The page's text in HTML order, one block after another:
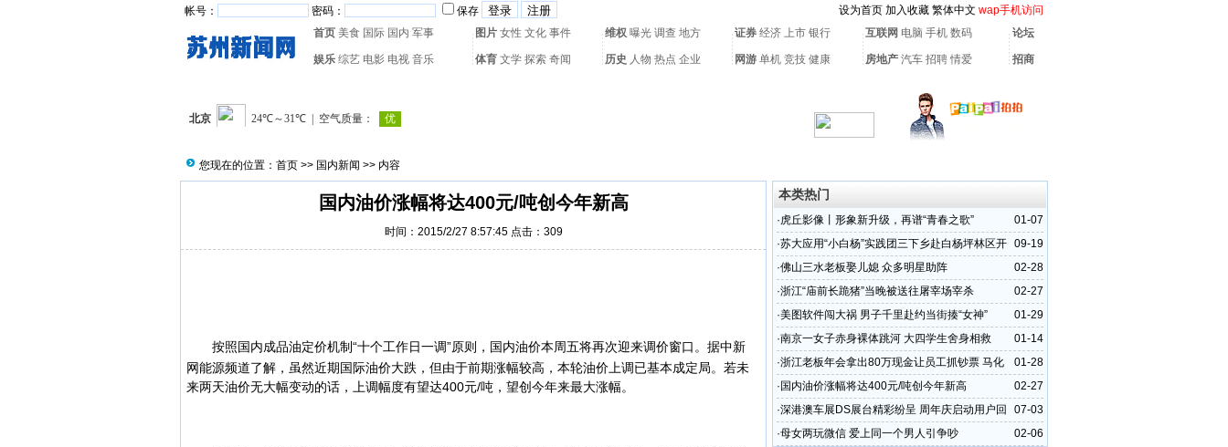
帐号： 密码： 保存 设为首页 加入收藏 繁体中文 wap手机访问
首页 美食 国际 国内 军事 图片 女性 文化 事件 维权 曝光 调查 地方 证券 经济 上市 银行 互联网 电脑 手机 数码 论坛
娱乐 综艺 电影 电视 音乐 体育 文学 探索 奇闻 历史 人物 热点 企业 网游 单机 竞技 健康 房地产 汽车 招聘 情爱 招商
您现在的位置： 首页 >> 国内新闻 >> 内容
国内油价涨幅将达400元/吨创今年新高
时间：2015/2/27 8:57:45 点击： 309
按照国内成品油定价机制“十个工作日一调”原则，国内油价本周五将再次迎来调价窗口。 据中新
网能源频道了解，虽然近期国际油价大跌，但由于前期涨幅较高，本轮油价上调已基本成定局。若未
来两天油价无大幅变动的话，上调幅度有望达400元/吨，望创今年来最大涨幅。
本类热门
01-07
·虎丘影像丨形象新升级，再谱“青春之歌”
09-19
·苏大应用“小白杨”实践团三下乡赴白杨坪林区开
展支教扶贫实践活动
02-28
·佛山三水老板娶儿媳 众多明星助阵
02-27
·浙江“庙前长跪猪”当晚被送往屠宰场宰杀
01-29
·美图软件闯大祸 男子千里赴约当街揍“女神”
01-14
·南京一女子赤身裸体跳河 大四学生舍身相救
01-28
·浙江老板年会拿出80万现金让员工抓钞票 马化
腾叫板每人派1亿
02-27
· 国内油价涨幅将达400元/吨创今年新高
07-03
·深港澳车展DS展台精彩纷呈 周年庆启动用户回
馈活动
02-06
·母女两玩微信 爱上同一个男人引争吵